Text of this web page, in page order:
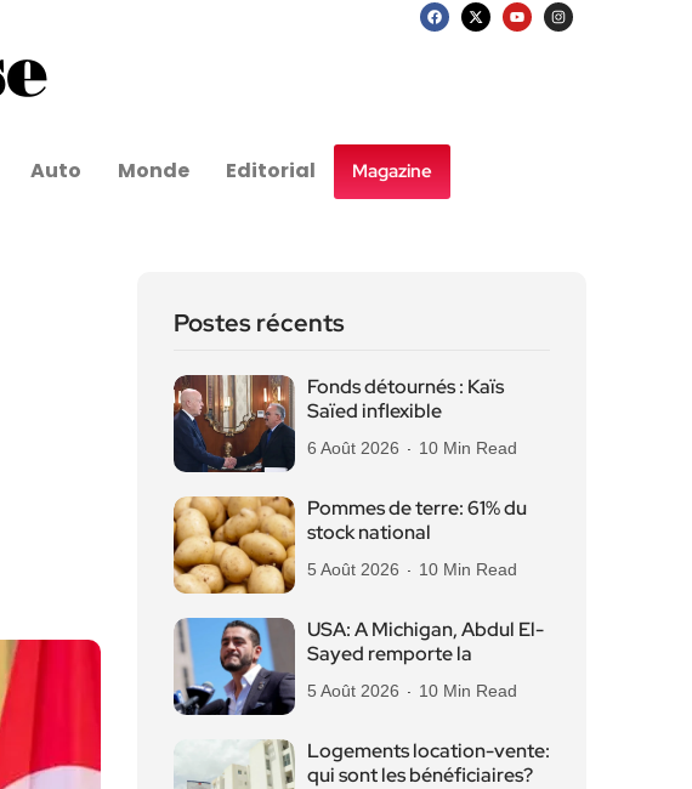
Auto Monde Editorial Magazine
Postes récents
Fonds détournés : Kaïs
Saïed inflexible
6 Août 2026 10 Min Read
Pommes de terre: 61% du
stock national
5 Août 2026 10 Min Read
USA: A Michigan, Abdul El-
Sayed remporte la
5 Août 2026 10 Min Read
Logements location-vente:
qui sont les bénéficiaires?